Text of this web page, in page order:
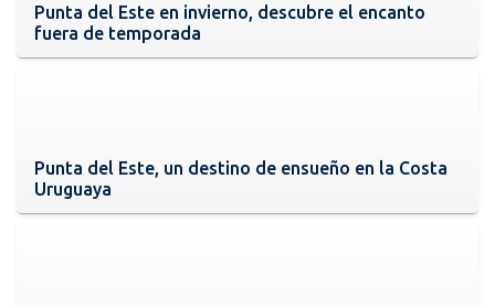
Punta del Este en invierno, descubre el encanto
fuera de temporada
Punta del Este, un destino de ensueño en la Costa
Uruguaya